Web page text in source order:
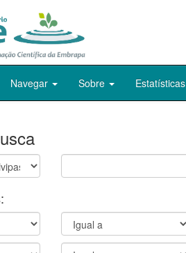
Navegar Sobre Estatísticas